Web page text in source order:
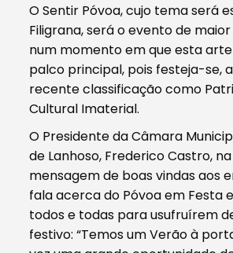
O Sentir Póvoa, cujo tema será
Filigrana, será o evento de
num momento em que esta
palco principal, pois festeja-se,
recente classificação como
Cultural Imaterial.
O Presidente da Câmara
de Lanhoso, Frederico Castro,
mensagem de boas vindas aos
fala acerca do Póvoa em Festa
todos e todas para usufruírem
festivo: “Temos um Verão à